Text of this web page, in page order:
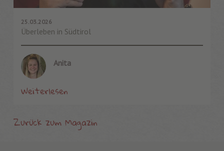
25.03.2026
Überleben in Südtirol
Anita
Weiterlesen
Zurück zum Magazin